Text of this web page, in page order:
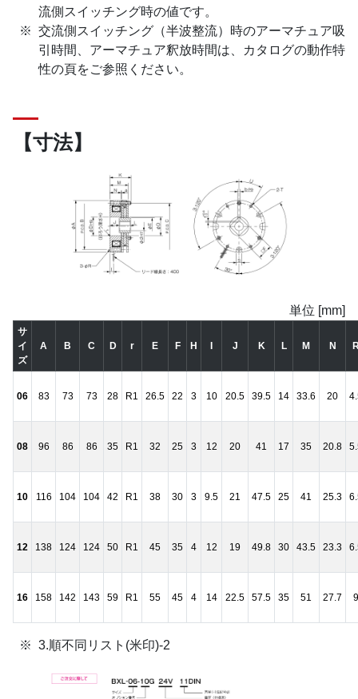
流側スイッチング時の値です。
交流側スイッチング（半波整流）時のアーマチュア吸
引時間、アーマチュア釈放時間は、カタログの動作特
性の頁をご参照ください。
【寸法】
単位 [mm]
サ
イ
ズ
A B C D r E F H J K L M N
06 83 73 73 28 R1 26.5 22 3 10 20.5 39.5 14 33.6 20
08 96 86 86 35 R1 32 25 3 12 20 41 17 35 20.8
10 116 104 104 42 R1 38 30 3 9.5 21 47.5 25 41 25.3
12 138 124 124 50 R1 45 35 4 12 19 49.8 30 43.5 23.3
16 158 142 143 59 R1 55 45 4 14 22.5 57.5 35 51 27.7 9
3.順不同リスト(米印)-2